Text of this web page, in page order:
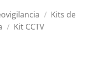
/ Kits de
/ Kit CCTV